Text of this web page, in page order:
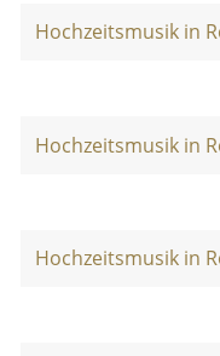
Hochzeitsmusik in
Hochzeitsmusik in
Hochzeitsmusik in